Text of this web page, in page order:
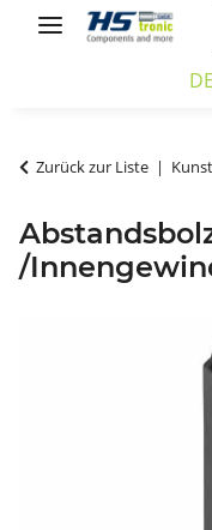
DE
Zurück zur Liste
/